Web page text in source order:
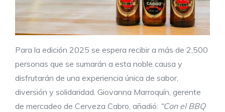
Para la edición 2025 se espera recibir a más de 2,500
personas que se sumarán a esta noble causa y
disfrutarán de una experiencia única de sabor,
diversión y solidaridad. Giovanna Marroquín, gerente
de mercadeo de Cerveza Cabro, añadió: “Con el BBQ